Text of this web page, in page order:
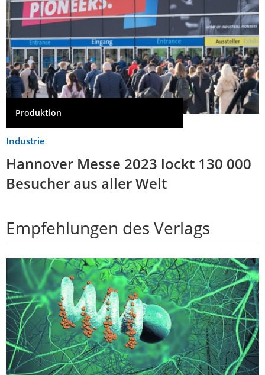
Produktion
Industrie
Hannover Messe 2023 lockt 130 000
Besucher aus aller Welt
Empfehlungen des Verlags